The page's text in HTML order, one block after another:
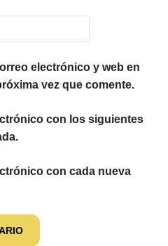
electrónico y web en
vez que comente.
con los siguientes
con cada nueva